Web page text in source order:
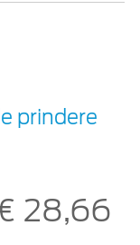
prindere
28,66